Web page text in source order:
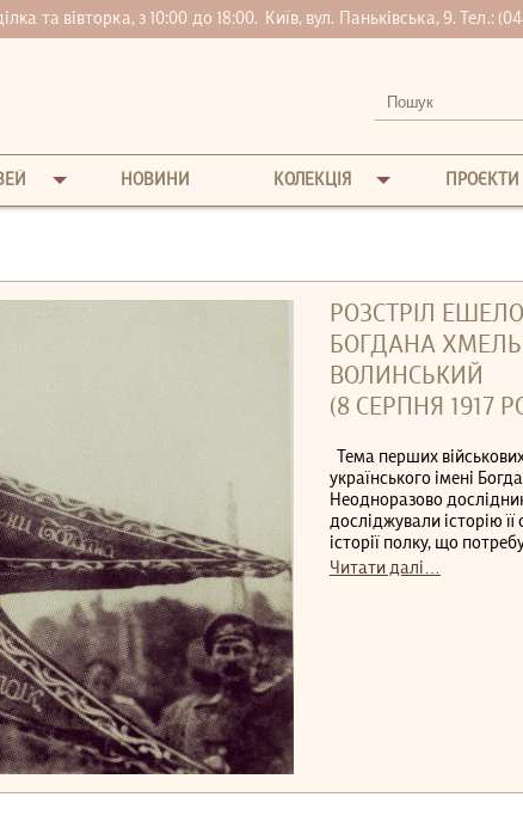
та вівторка, з 10:00 до 18:00. Київ, вул. Паньківська, 9. Тел.:
НОВИНИ КОЛЕКЦІЯ ПРОЄКТИ
РОЗСТРІЛ
БОГДАНА
ВОЛИНСЬКИЙ
(8 СЕРПНЯ 1917
Тема перших
українського імені
Неодноразово
досліджували історію
історії полку, що
Читати далі…